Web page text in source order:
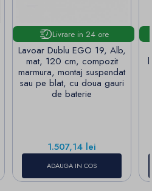
Livrare in 24 ore
Lavoar Dublu EGO 19, Alb,
mat, 120 cm, compozit
marmura, montaj suspendat
sau pe blat, cu doua gauri
de baterie
Pret
1.507,14 lei
ADAUGA IN COS